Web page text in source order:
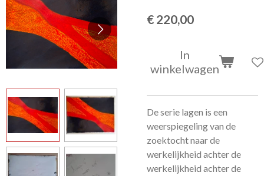
€ 220,00
In
winkelwagen
De serie lagen is een
weerspiegeling van de
zoektocht naar de
werkelijkheid achter de
werkelijkheid achter de